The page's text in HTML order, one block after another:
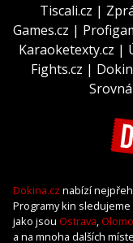
Tiscali.cz |
Games.cz |
Karaoketexty.cz |
Fights.cz |
Dokina.cz nabízí
Programy kin
jako jsou Ostrava,
a na mnoha dalších